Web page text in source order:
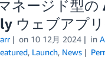
ネージド型の
ウェブアプ
on 10 12月 2024 in
, Launch, News